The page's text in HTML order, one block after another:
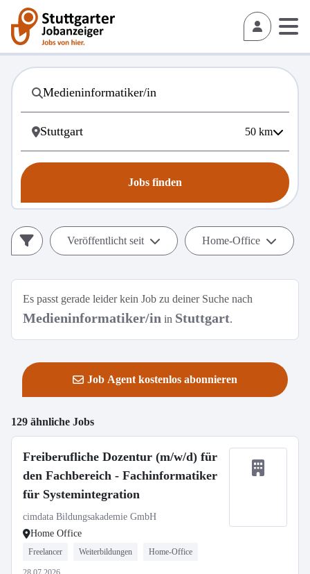
50 km
Jobs finden
Veröffentlicht seit Home-Office
Es passt gerade leider kein Job zu deiner Suche nach
Medieninformatiker/in in Stuttgart.
Job Agent kostenlos abonnieren
129 ähnliche Jobs
Freiberufliche Dozentur (m/w/d) für
den Fachbereich - Fachinformatiker
für Systemintegration
cimdata Bildungsakademie GmbH
Home Office
Freelancer Weiterbildungen Home-Office